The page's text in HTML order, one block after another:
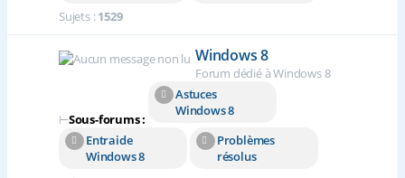
Sujets :1529
Windows 8
Forum dédié à Windows 8
⊢Sous-forums :
Astuces
Windows 8
Entraide
Windows 8
Problèmes
résolus